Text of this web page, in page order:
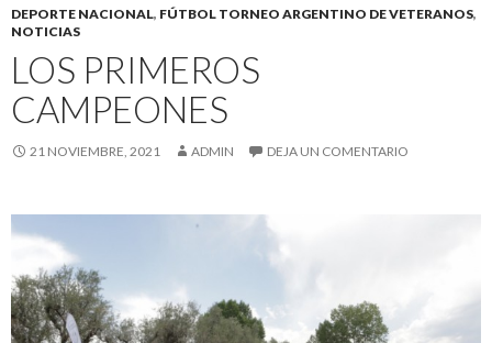
DEPORTE NACIONAL, FÚTBOL TORNEO ARGENTINO DE VETERANOS,
NOTICIAS
LOS PRIMEROS
CAMPEONES
21 NOVIEMBRE, 2021 ADMIN DEJA UN COMENTARIO